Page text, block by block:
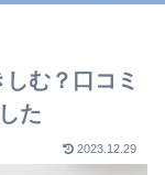
む？口コミ
た
2023.12.29